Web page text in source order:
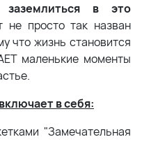
в это
не просто так назван
что жизнь становится
маленькие моменты
в себя:
"Замечательная